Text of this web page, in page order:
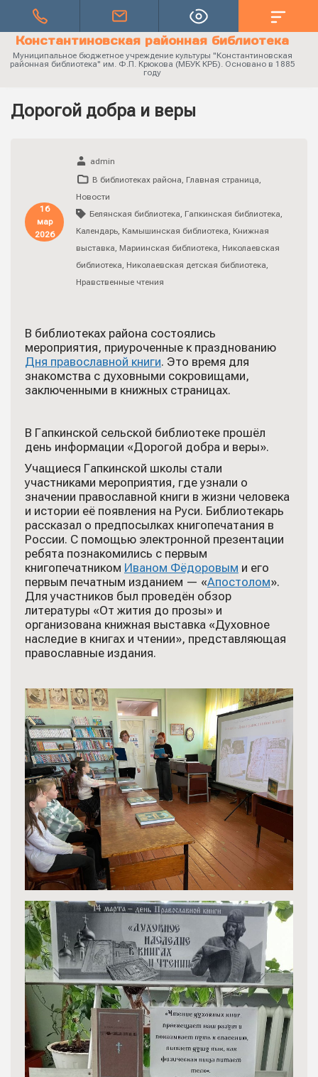
Константиновская районная библиотека
Муниципальное бюджетное учреждение культуры "Константиновская
районная библиотека" им. Ф.П. Крюкова (МБУК КРБ). Основано в 1885
году
Дорогой добра и веры
16
мар
2026
admin
В библиотеках района, Главная страница,
Новости
Белянская библиотека, Гапкинская библиотека,
Календарь, Камышинская библиотека, Книжная
выставка, Мариинская библиотека, Николаевская
библиотека, Николаевская детская библиотека,
Нравственные чтения
В библиотеках района состоялись
мероприятия, приуроченные к празднованию
Дня православной книги. Это время для
знакомства с духовными сокровищами,
заключенными в книжных страницах.
В Гапкинской сельской библиотеке прошёл
день информации «Дорогой добра и веры».
Учащиеся Гапкинской школы стали
участниками мероприятия, где узнали о
значении православной книги в жизни человека
и истории её появления на Руси. Библиотекарь
рассказал о предпосылках книгопечатания в
России. С помощью электронной презентации
ребята познакомились с первым
книгопечатником Иваном Фёдоровым и его
первым печатным изданием — «Апостолом».
Для участников был проведён обзор
литературы «От жития до прозы» и
организована книжная выставка «Духовное
наследие в книгах и чтении», представляющая
православные издания.